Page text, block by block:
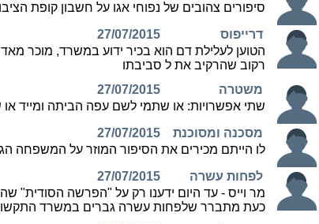
סיפורים צהובים של נפוחי אגו על חשבון קופת
דרייפוס
27/07/2015
הטוען לעלילת דם הוא בכיר ידוע במשרד, מוכר
רקוב שהרקיב את ל סביבתו
משטרה
27/07/2015
שתי אפשרויות: או שתמי לשם עפה הביתה ומייד
מסכנה ומסוכנת
27/07/2015
לו הייתם מכירים את הסיפור המוזר על המשפחה
לפחות עשרה
27/07/2015
מר וייס - עד היום ידענו רק על "הפרשה הסודית"
כעת מתברר שלפחות עשרה גברים במשרד